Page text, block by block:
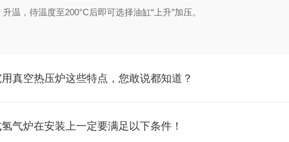
，待温度至200°C后即可选择油缸“上升”加压。
真空热压炉这些特点，您敢说都知道？
气炉在安装上一定要满足以下条件！